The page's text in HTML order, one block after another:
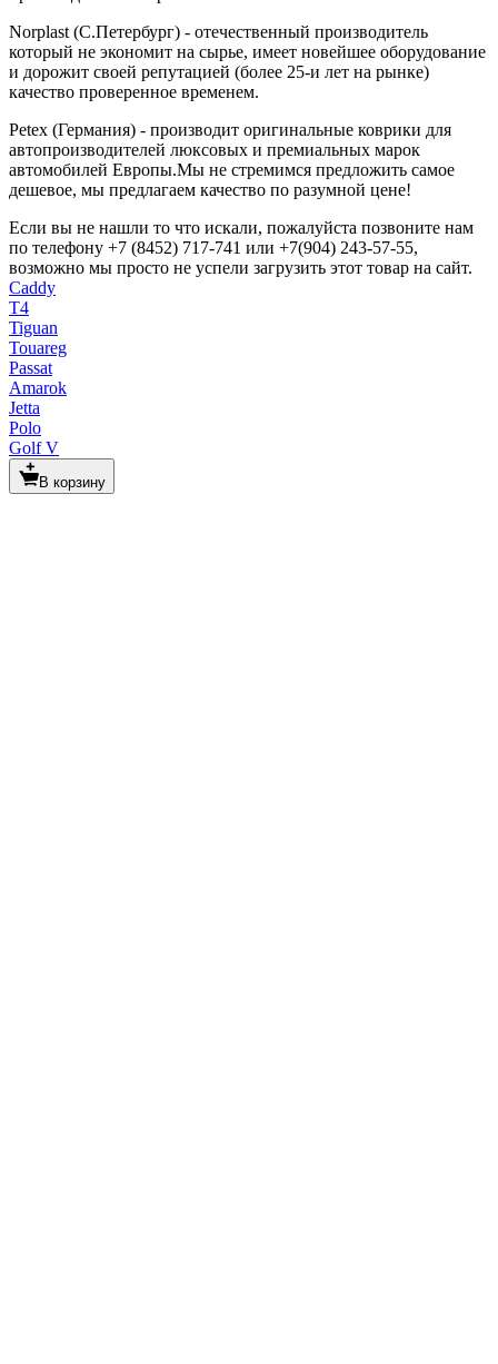
Norplast (С.Петербург) - отечественный производитель
который не экономит на сырье, имеет новейшее оборудование
и дорожит своей репутацией (более 25-и лет на рынке)
качество проверенное временем.
Petex (Германия) - производит оригинальные коврики для
автопроизводителей люксовых и премиальных марок
автомобилей Европы.Мы не стремимся предложить самое
дешевое, мы предлагаем качество по разумной цене!
Если вы не нашли то что искали, пожалуйста позвоните нам
по телефону +7 (8452) 717-741 или +7(904) 243-57-55,
возможно мы просто не успели загрузить этот товар на сайт.
Caddy
T4
Tiguan
Touareg
Passat
Amarok
Jetta
Polo
Golf V
В корзину